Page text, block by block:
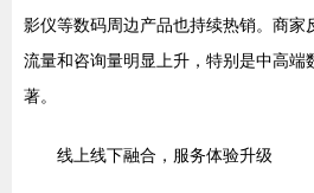
影仪等数码周边产品也持续热销。商家
流量和咨询量明显上升，特别是中高端
著。
线上线下融合，服务体验升级